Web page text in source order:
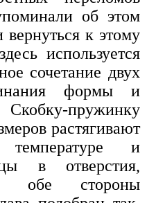
об этом
к этому
используется
сочетание двух
формы и
пружинку
растягивают
и
в отверстия,
обе стороны